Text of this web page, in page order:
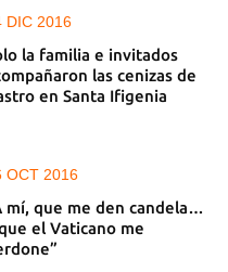
DIC 2016
la familia e invitados
las cenizas de
en Santa Ifigenia
OCT 2016
mí, que me den candela…
el Vaticano me